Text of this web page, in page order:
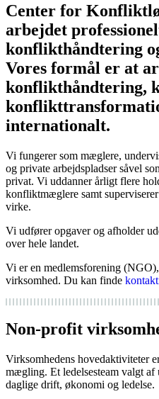
Center for
arbejdet
konflikthåndtering
Vores formål er at
konflikthåndtering,
internationalt.
Vi fungerer som mæglere,
og private arbejdspladser såvel
privat. Vi uddanner årligt flere
konfliktmæglere samt
virke.
Vi udfører opgaver og afholder
over hele landet.
Vi er en medlemsforening
virksomhed. Du kan finde
Non-profit
Virksomhedens hovedaktiviteter
mægling. Et ledelsesteam valgt af
daglige drift, økonomi og ledelse.